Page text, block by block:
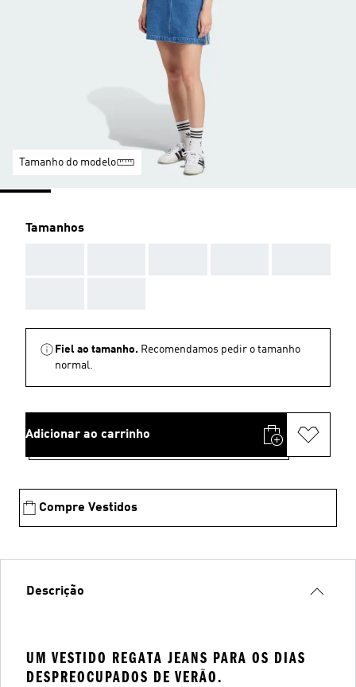
Tamanho do modelo
Tamanhos
Fiel ao tamanho. Recomendamos pedir o tamanho
normal.
Adicionar ao carrinho
Compre Vestidos
Descrição
UM VESTIDO REGATA JEANS PARA OS DIAS
DESPREOCUPADOS DE VERÃO.